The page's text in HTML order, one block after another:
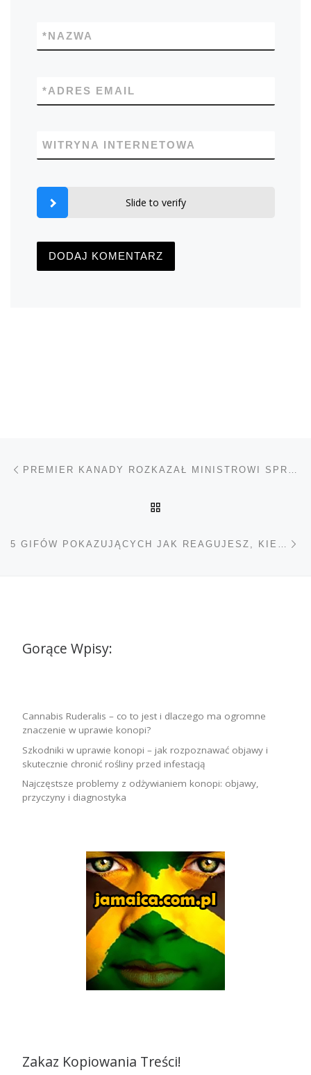
NAZWA
*
ADRES EMAIL
*
WITRYNA INTERNETOWA
Slide to verify
Nawigacja wpisu
Gorące Wpisy:
Cannabis Ruderalis – co to jest i dlaczego ma ogromne
znaczenie w uprawie konopi?
Szkodniki w uprawie konopi – jak rozpoznawać objawy i
skutecznie chronić rośliny przed infestacją
Najczęstsze problemy z odżywianiem konopi: objawy,
przyczyny i diagnostyka
Zakaz Kopiowania Treści!